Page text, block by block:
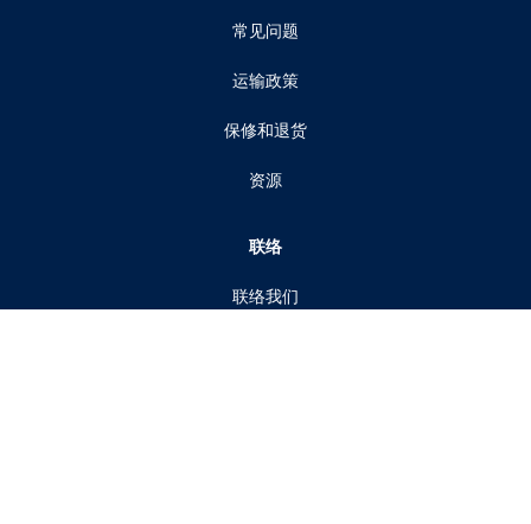
常见问题
运输政策
保修和退货
资源
联络
联络我们